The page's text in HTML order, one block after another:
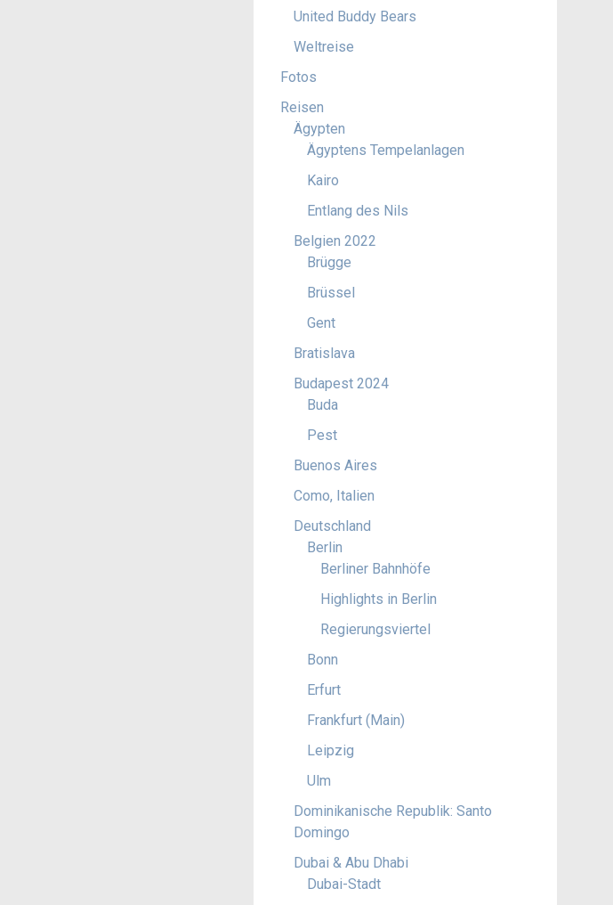
United Buddy Bears
Weltreise
Fotos
Reisen
Ägypten
Ägyptens Tempelanlagen
Kairo
Entlang des Nils
Belgien 2022
Brügge
Brüssel
Gent
Bratislava
Budapest 2024
Buda
Pest
Buenos Aires
Como, Italien
Deutschland
Berlin
Berliner Bahnhöfe
Highlights in Berlin
Regierungsviertel
Bonn
Erfurt
Frankfurt (Main)
Leipzig
Ulm
Dominikanische Republik: Santo
Domingo
Dubai & Abu Dhabi
Dubai-Stadt